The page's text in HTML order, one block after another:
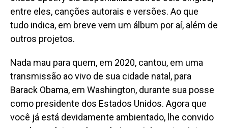
citado Spotify ela disponibiliza outros seis singles,
entre eles, canções autorais e versões. Ao que
tudo indica, em breve vem um álbum por aí, além de
outros projetos.
Nada mau para quem, em 2020, cantou, em uma
transmissão ao vivo de sua cidade natal, para
Barack Obama, em Washington, durante sua posse
como presidente dos Estados Unidos. Agora que
você já está devidamente ambientado, lhe convido